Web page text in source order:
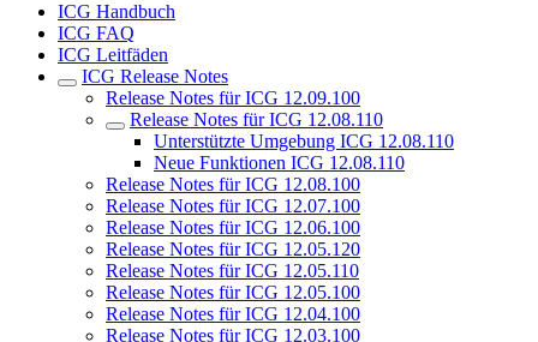
ICG Handbuch
ICG FAQ
ICG Leitfäden
ICG Release Notes
Release Notes für ICG 12.09.100
Release Notes für ICG 12.08.110
Unterstützte Umgebung ICG 12.08.110
Neue Funktionen ICG 12.08.110
Release Notes für ICG 12.08.100
Release Notes für ICG 12.07.100
Release Notes für ICG 12.06.100
Release Notes für ICG 12.05.120
Release Notes für ICG 12.05.110
Release Notes für ICG 12.05.100
Release Notes für ICG 12.04.100
Release Notes für ICG 12.03.100